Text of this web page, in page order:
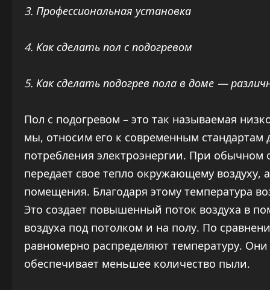
3. Профессиональная установка
4. Как сделать пол с подогревом
5. Как сделать подогрев пола в доме —
Пол с подогревом – это так называемая
мы, относим его к современным стандартам
потребления электроэнергии. При обычном
передает свое тепло окружающему воздуху,
помещения. Благодаря этому температура
Это создает повышенный поток воздуха в
воздуха под потолком и на полу. По
равномерно распределяют температуру.
обеспечивает меньшее количество пыли.